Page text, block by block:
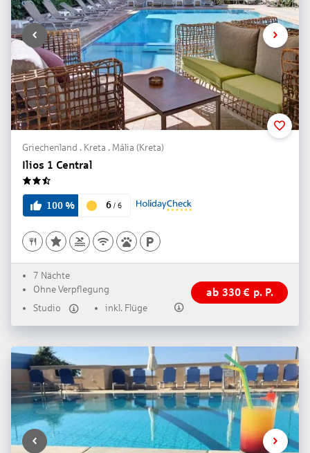
Griechenland . Kreta . Mália (Kreta)
Ilios 1 Central
2.5
100% 6 / 6
7 Nächte
Ohne Verpflegung
Studio
inkl. Flüge
ab 330€ p. P.